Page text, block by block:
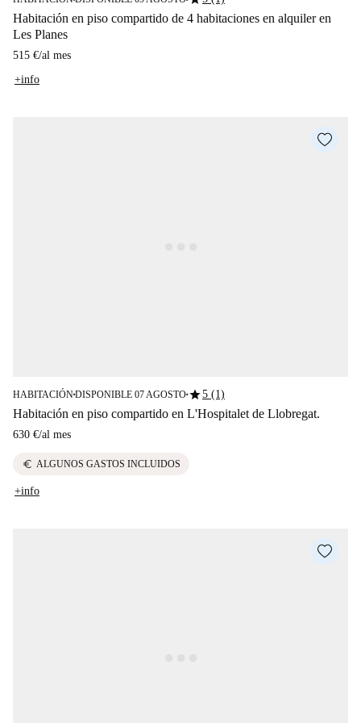
Habitación en piso compartido de 4 habitaciones en alquiler en
Les Planes
515 €/al mes
+info
HABITACIÓN■DISPONIBLE 07 AGOSTO■star5 (1)
Habitación en piso compartido en L'Hospitalet de Llobregat.
630 €/al mes
euro ALGUNOS GASTOS INCLUIDOS
+info